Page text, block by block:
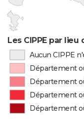
Les CIPPE par lieu
Aucun CIPPE
Département
Département
Département
Département